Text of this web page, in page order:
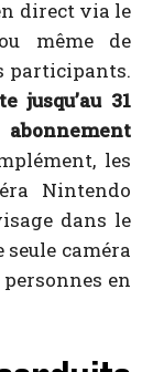
direct via le
même de
participants.
jusqu’au 31
les
Nintendo
dans le
seule caméra
en